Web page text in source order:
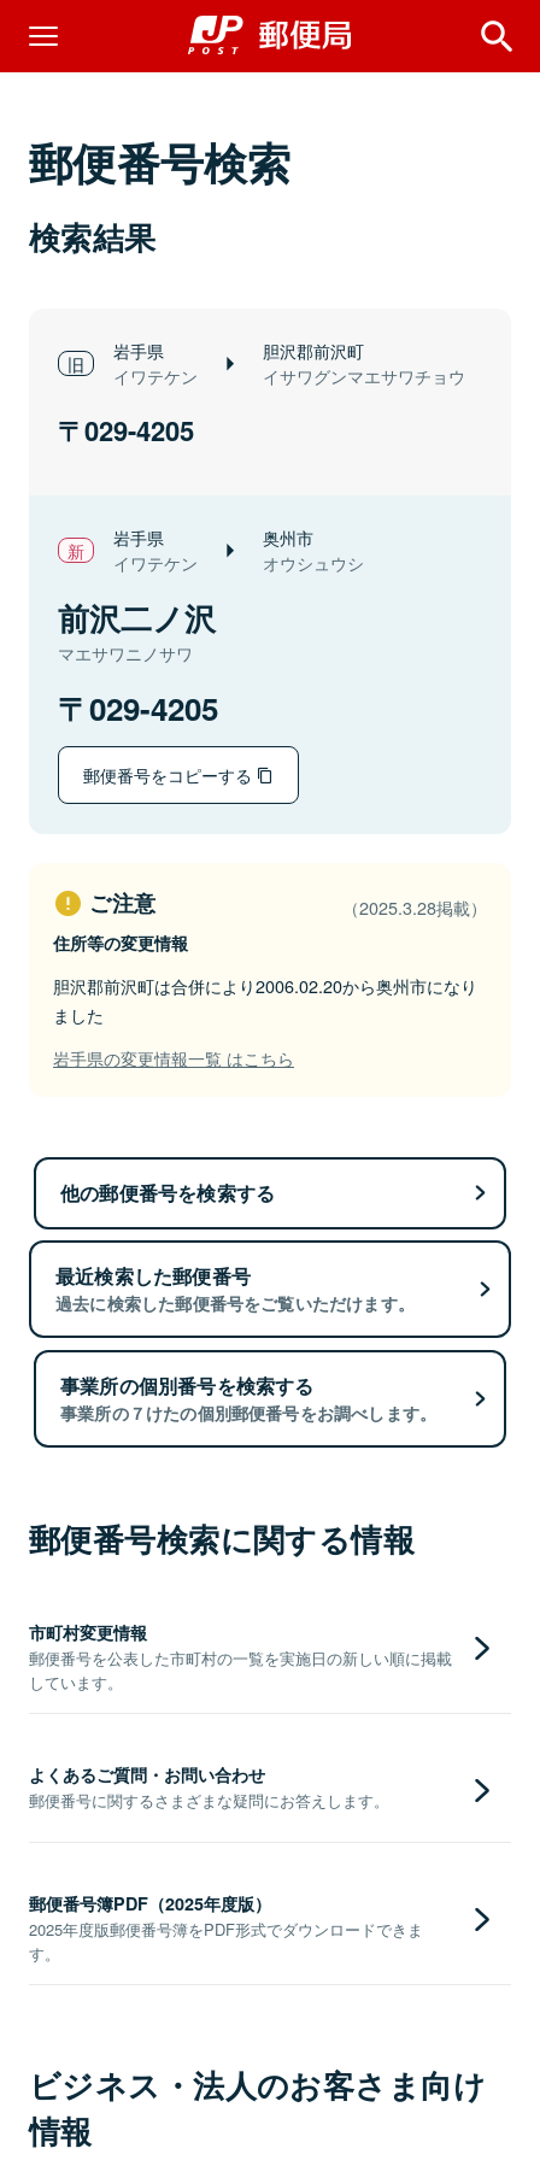
郵便番号検索
検索結果
岩手県
イワテケン
胆沢郡前沢町
イサワグンマエサワチョウ
029-4205
岩手県
イワテケン
奥州市
オウシュウシ
前沢二ノ沢
マエサワニノサワ
029-4205
郵便番号をコピーする
ご注意 （2025.3.28掲載）
住所等の変更情報
胆沢郡前沢町は合併により2006.02.20から奥州市になり
ました
岩手県の変更情報一覧 はこちら
他の郵便番号を検索する
最近検索した郵便番号
過去に検索した郵便番号をご覧いただけます。
事業所の個別番号を検索する
事業所の７けたの個別郵便番号をお調べします。
郵便番号検索に関する情報
市町村変更情報
郵便番号を公表した市町村の一覧を実施日の新しい順に掲載
しています。
よくあるご質問・お問い合わせ
郵便番号に関するさまざまな疑問にお答えします。
郵便番号簿PDF（2025年度版）
2025年度版郵便番号簿をPDF形式でダウンロードできま
す。
ビジネス・法人のお客さま向け
情報